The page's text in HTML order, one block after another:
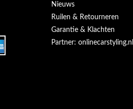
Nieuws
Ruilen & Retourneren
Garantie & Klachten
Partner: onlinecarstyling.nl